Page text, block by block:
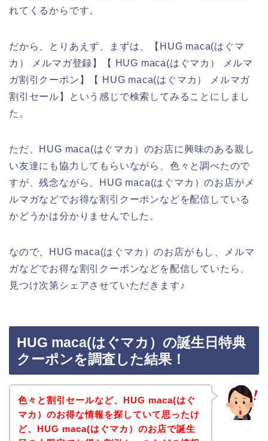
れてくるからです。
だから、とりあえず、まずは、【HUG maca(はぐマ
カ） メルマガ登録】【 HUG maca(はぐマカ） メルマ
ガ割引クーポン】【 HUG maca(はぐマカ） メルマガ
割引セール】という感じで検索してみることにしまし
た。
ただ、HUG maca(はぐマカ）のお店に興味のある親し
い友達にも協力してもらいながら、色々と調べたので
すが、残念ながら、HUG maca(はぐマカ）のお店がメ
ルマガなどでお得な割引クーポンなどを配信している
かどうかは分かりませんでした。
なので、HUG maca(はぐマカ）のお店がもし、メルマ
ガなどでお得な割引クーポンなどを配信していたら、
見つけ次第シェアさせていただきます♪
HUG maca(はぐマカ）の誕生日特典
クーポンを調査した結果！
色々と割引セールなど、HUG maca(はぐ
マカ）のお得な情報を探していて思ったけ
ど、HUG maca(はぐマカ）のお店で誕生